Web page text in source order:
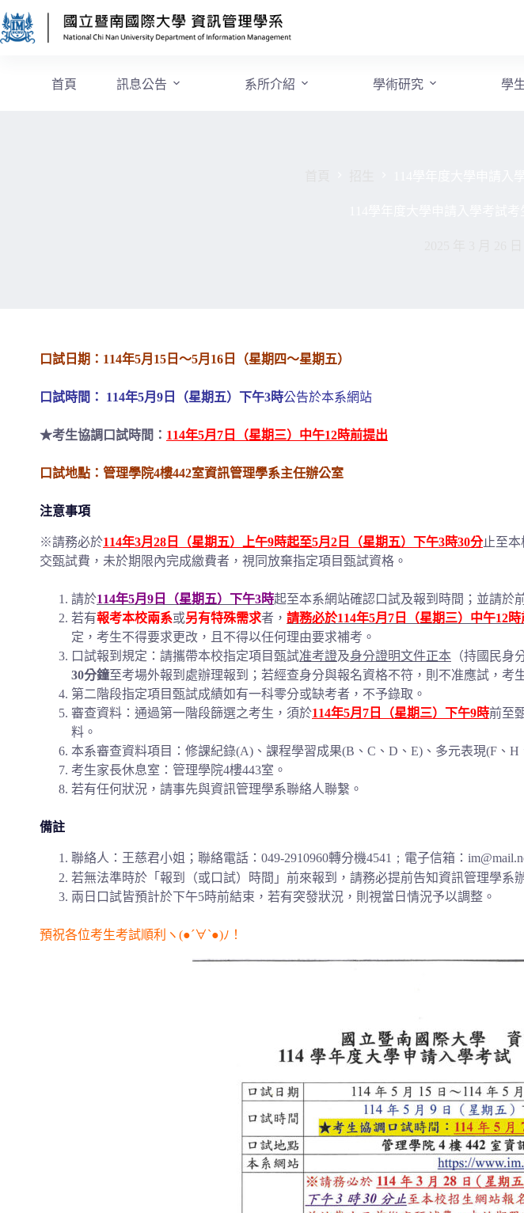
首頁 訊息公告 系所介紹 學術研究 學
口試日期：114年5月15日～5月16日（星期四～星期五）
口試時間： 114年5月9日（星期五）下午3時公告於本系網站
★考生協調口試時間： 114年5月7日（星期三）中午12時前提出
口試地點：管理學院4樓442室資訊管理學系主任辦公室
注意事項
※請務必於114年3月28日（星期五）上午9時起至5月2日（星期五）下午3時30分止至本
交甄試費，未於期限內完成繳費者，視同放棄指定項目甄試資格。
請於114年5月9日（星期五）下午3時起至本系網站確認口試及報到時間；並請於
若有報考本校兩系或另有特殊需求者， 請務必於114年5月7日（星期三）中午12
定，考生不得要求更改，且不得以任何理由要求補考。
口試報到規定：請攜帶本校指定項目甄試准考證及身分證明文件正本 （持國民身
30分鐘至考場外報到處辦理報到；若經查身分與報名資格不符，則不准應試，考
第二階段指定項目甄試成績如有一科零分或缺考者，不予錄取。
審查資料：通過第一階段篩選之考生，須於114年5月7日（星期三）下午9時前至
料。
本系審查資料項目：修課紀錄(A)、課程學習成果(B、C、D、E)、多元表現(F、H
考生家長休息室：管理學院4樓443室。
若有任何狀況，請事先與資訊管理學系聯絡人聯繫。
備註
聯絡人：王慈君小姐；聯絡電話： 049-2910960轉分機4541； 電子信箱：
若無法準時於「報到（或口試）時間」前來報到，請務必提前告知資訊管理學系
兩日口試皆預計於下午5時前結束，若有突發狀況，則視當日情況予以調整。
預祝各位考生考試順利ヽ(●´∀`●)ﾉ！